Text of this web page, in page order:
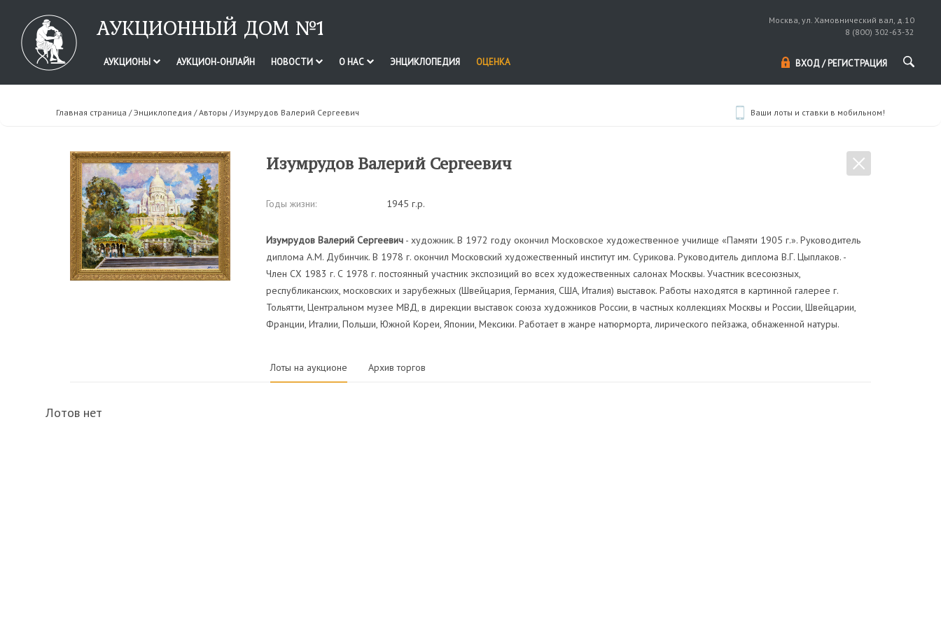
АУКЦИОННЫЙ ДОМ №1
Москва, ул. Хамовнический вал, д.10
8 (800) 302-63-32
АУКЦИОНЫ АУКЦИОН-ОНЛАЙН НОВОСТИ О НАС ЭНЦИКЛОПЕДИЯ ОЦЕНКА ВХОД / РЕГИСТРАЦИЯ
Главная страница /Энциклопедия /Авторы / Изумрудов Валерий Сергеевич Ваши лоты и ставки в мобильном!
Изумрудов Валерий Сергеевич
Годы жизни: 1945 г.р.
Изумрудов Валерий Сергеевич- художник. В 1972 году окончил Московское художественное училище «Памяти 1905 г.». Руководитель
диплома А.М. Дубинчик. В 1978 г. окончил Московский художественный институт им. Сурикова. Руководитель диплома В.Г. Цыплаков. -
Член СХ 1983 г. С 1978 г. постоянный участник экспозиций во всех художественных салонах Москвы. Участник всесоюзных,
республиканских, московских и зарубежных (Швейцария, Германия, США, Италия) выставок. Работы находятся в картинной галерее г.
Тольятти, Центральном музее МВД, в дирекции выставок союза художников России, в частных коллекциях Москвы и России, Швейцарии,
Франции, Италии, Польши, Южной Кореи, Японии, Мексики. Работает в жанре натюрморта, лирического пейзажа, обнаженной натуры.
Лоты на аукционе Архив торгов
Лотов нет